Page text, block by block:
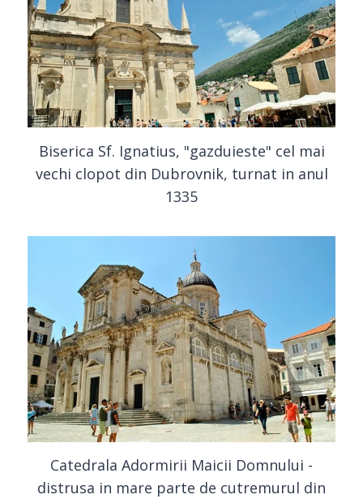
Biserica Sf. Ignatius, "gazduieste" cel mai
vechi clopot din Dubrovnik, turnat in anul
1335
Catedrala Adormirii Maicii Domnului -
distrusa in mare parte de cutremurul din